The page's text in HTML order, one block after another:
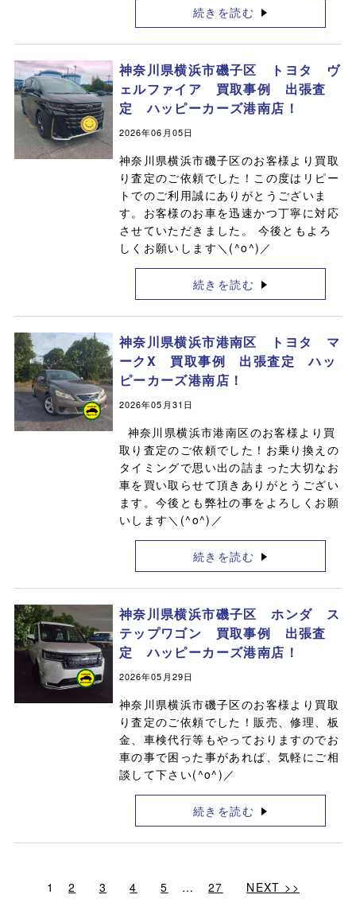
続きを読む
神奈川県横浜市磯子区 トヨタ ヴ
ェルファイア 買取事例 出張査
定 ハッピーカーズ港南店！
2026年06月05日
神奈川県横浜市磯子区のお客様より買取
り査定のご依頼でした！この度はリピー
トでのご利用誠にありがとうございま
す。お客様のお車を迅速かつ丁寧に対応
させていただきました。 今後ともよろ
しくお願いします＼(^o^)／
続きを読む
神奈川県横浜市港南区 トヨタ マ
ークX 買取事例 出張査定 ハッ
ピーカーズ港南店！
2026年05月31日
神奈川県横浜市港南区のお客様より買
取り査定のご依頼でした！お乗り換えの
タイミングで思い出の詰まった大切なお
車を買い取らせて頂きありがとうござい
ます。今後とも弊社の事をよろしくお願
いします＼(^o^)／
続きを読む
神奈川県横浜市磯子区 ホンダ ス
テップワゴン 買取事例 出張査
定 ハッピーカーズ港南店！
2026年05月29日
神奈川県横浜市磯子区のお客様より買取
り査定のご依頼でした！販売、修理、板
金、車検代行等もやっておりますのでお
車の事で困った事があれば、気軽にご相
談して下さい(^o^)／
続きを読む
1 2 3 4 5 … 27 NEXT >>